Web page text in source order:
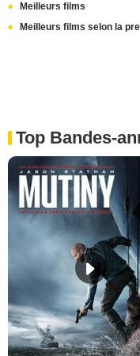
Meilleurs films
Meilleurs films selon la
Top Bandes-